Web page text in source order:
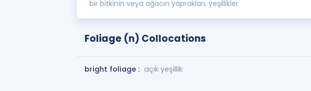
bir bitkinin veya ağacın yaprakları, yeşillikler
Foliage (n) Collocations
bright foliage : açık yeşillik